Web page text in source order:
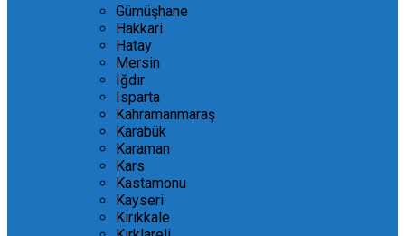
Gümüşhane
Hakkari
Hatay
Mersin
Iğdır
Isparta
Kahramanmaraş
Karabük
Karaman
Kars
Kastamonu
Kayseri
Kırıkkale